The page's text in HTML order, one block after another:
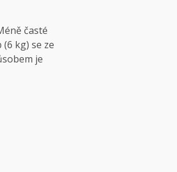
časté
kg) se ze
je